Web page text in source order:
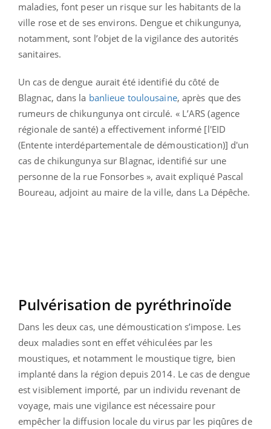
maladies, font peser un risque sur les habitants de la
ville rose et de ses environs. Dengue et chikungunya,
notamment, sont l’objet de la vigilance des autorités
sanitaires.
Un cas de dengue aurait été identifié du côté de
Blagnac, dans la banlieue toulousaine, après que des
rumeurs de chikungunya ont circulé. « L’ARS (agence
régionale de santé) a effectivement informé [l'EID
(Entente interdépartementale de démoustication)] d'un
cas de chikungunya sur Blagnac, identifié sur une
personne de la rue Fonsorbes », avait expliqué Pascal
Boureau, adjoint au maire de la ville, dans La Dépêche.
Pulvérisation de pyréthrinoïde
Dans les deux cas, une démoustication s’impose. Les
deux maladies sont en effet véhiculées par les
moustiques, et notamment le moustique tigre, bien
implanté dans la région depuis 2014. Le cas de dengue
est visiblement importé, par un individu revenant de
voyage, mais une vigilance est nécessaire pour
empêcher la diffusion locale du virus par les piqûres de